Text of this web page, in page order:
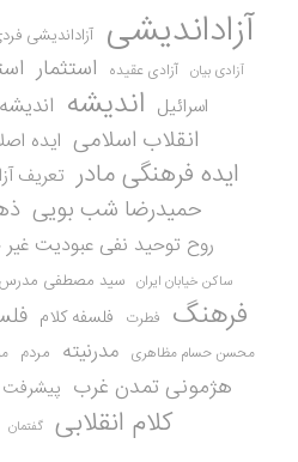
آزاداندیشی آزاداندیشی
آزادی بیان آزادی عقیده استثمار
اسرائیل اندیشه
انقلاب اسلامی ایده
ایده فرهنگی مادر تعریف
حمیدرضا شب بویی
روح توحید نفی عبودیت غیر
ساکن خیابان ایران سید مصطفی مدرس
فرهنگ فطرت فلسفه کلام
محسن حسام مظاهری مدرنیته مردم
هژمونی تمدن غرب پیشرفت
کلام انقلابی گفتمان